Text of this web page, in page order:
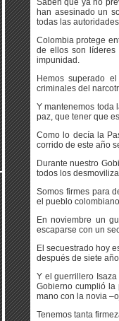
Saben que ya no
han asesinado un
todas las
Colombia protege
de ellos son líderes
impunidad.
Hemos superado
criminales del
Y mantenemos toda
paz, que tener que
Como lo decía la
corrido de este año
Durante nuestro
todos los
Somos firmes para
el pueblo
En noviembre un
escaparse con un
El secuestrado hoy
después de siete
Y el guerrillero
Gobierno cumplió la
mano con la novia
Tenemos tanta